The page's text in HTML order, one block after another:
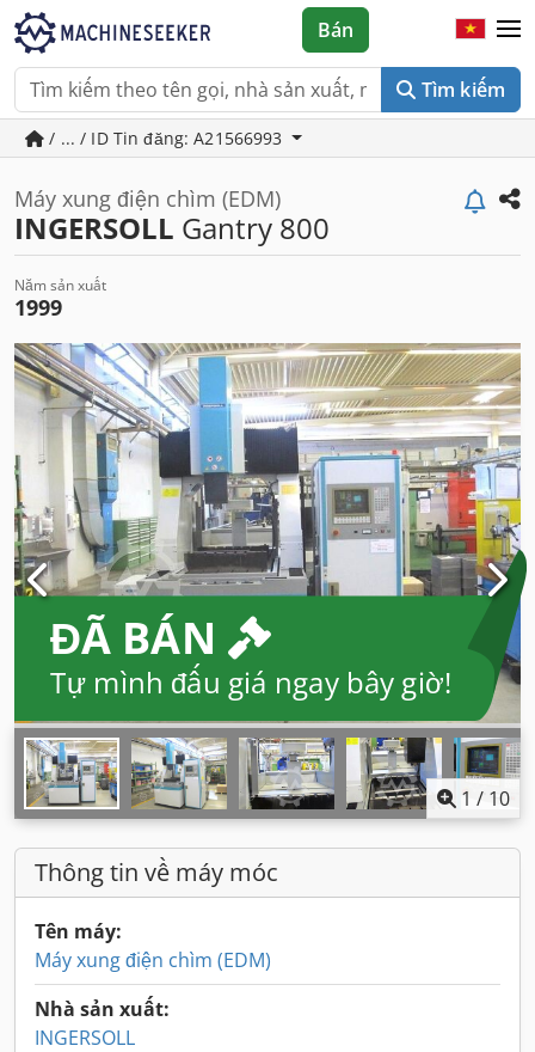
Tìm kiếm
Bán
/ ... / ID Tin đăng: A21566993
Máy xung điện chìm (EDM)
INGERSOLL Gantry 800
Năm sản xuất
1999
ĐÃ BÁN
Tự mình đấu giá ngay bây giờ!
1 / 10
Thông tin về máy móc
Tên máy:
Máy xung điện chìm (EDM)
Nhà sản xuất:
INGERSOLL